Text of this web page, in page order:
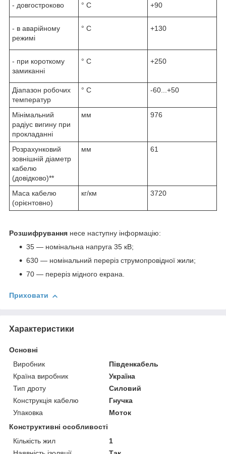
- довгостроково ° С +90
- в аварійному
режимі
° С +130
- при короткому
замиканні
° С +250
Діапазон робочих
температур
° С -60...+50
Мінімальний
радіус вигину при
прокладанні
мм 976
Розрахунковий
зовнішній діаметр
кабелю
(довідково)**
мм 61
Маса кабелю
(орієнтовно)
кг/км 3720
Розшифрування несе наступну інформацію:
35 — номінальна напруга 35 кВ;
630 — номінальний переріз струмопровідної жили;
70 — переріз мідного екрана.
Приховати
Характеристики
Основні
Виробник
Південкабель
Країна виробник
Україна
Тип дроту
Силовий
Конструкція кабелю
Гнучка
Упаковка
Моток
Конструктивні особливості
Кількість жил
1